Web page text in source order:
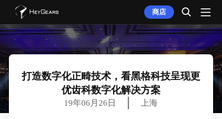
商店
打造数字化正畸技术，看黑格科技呈现更
优齿科数字化解决方案
19年06月26日 上海